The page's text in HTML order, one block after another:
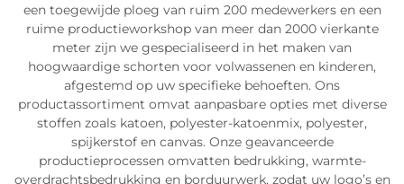
een toegewijde ploeg van ruim 200 medewerkers en een
ruime productieworkshop van meer dan 2000 vierkante
meter zijn we gespecialiseerd in het maken van
hoogwaardige schorten voor volwassenen en kinderen,
afgestemd op uw specifieke behoeften. Ons
productassortiment omvat aanpasbare opties met diverse
stoffen zoals katoen, polyester-katoenmix, polyester,
spijkerstof en canvas. Onze geavanceerde
productieprocessen omvatten bedrukking, warmte-
overdrachtsbedrukking en borduurwerk, zodat uw logo’s en